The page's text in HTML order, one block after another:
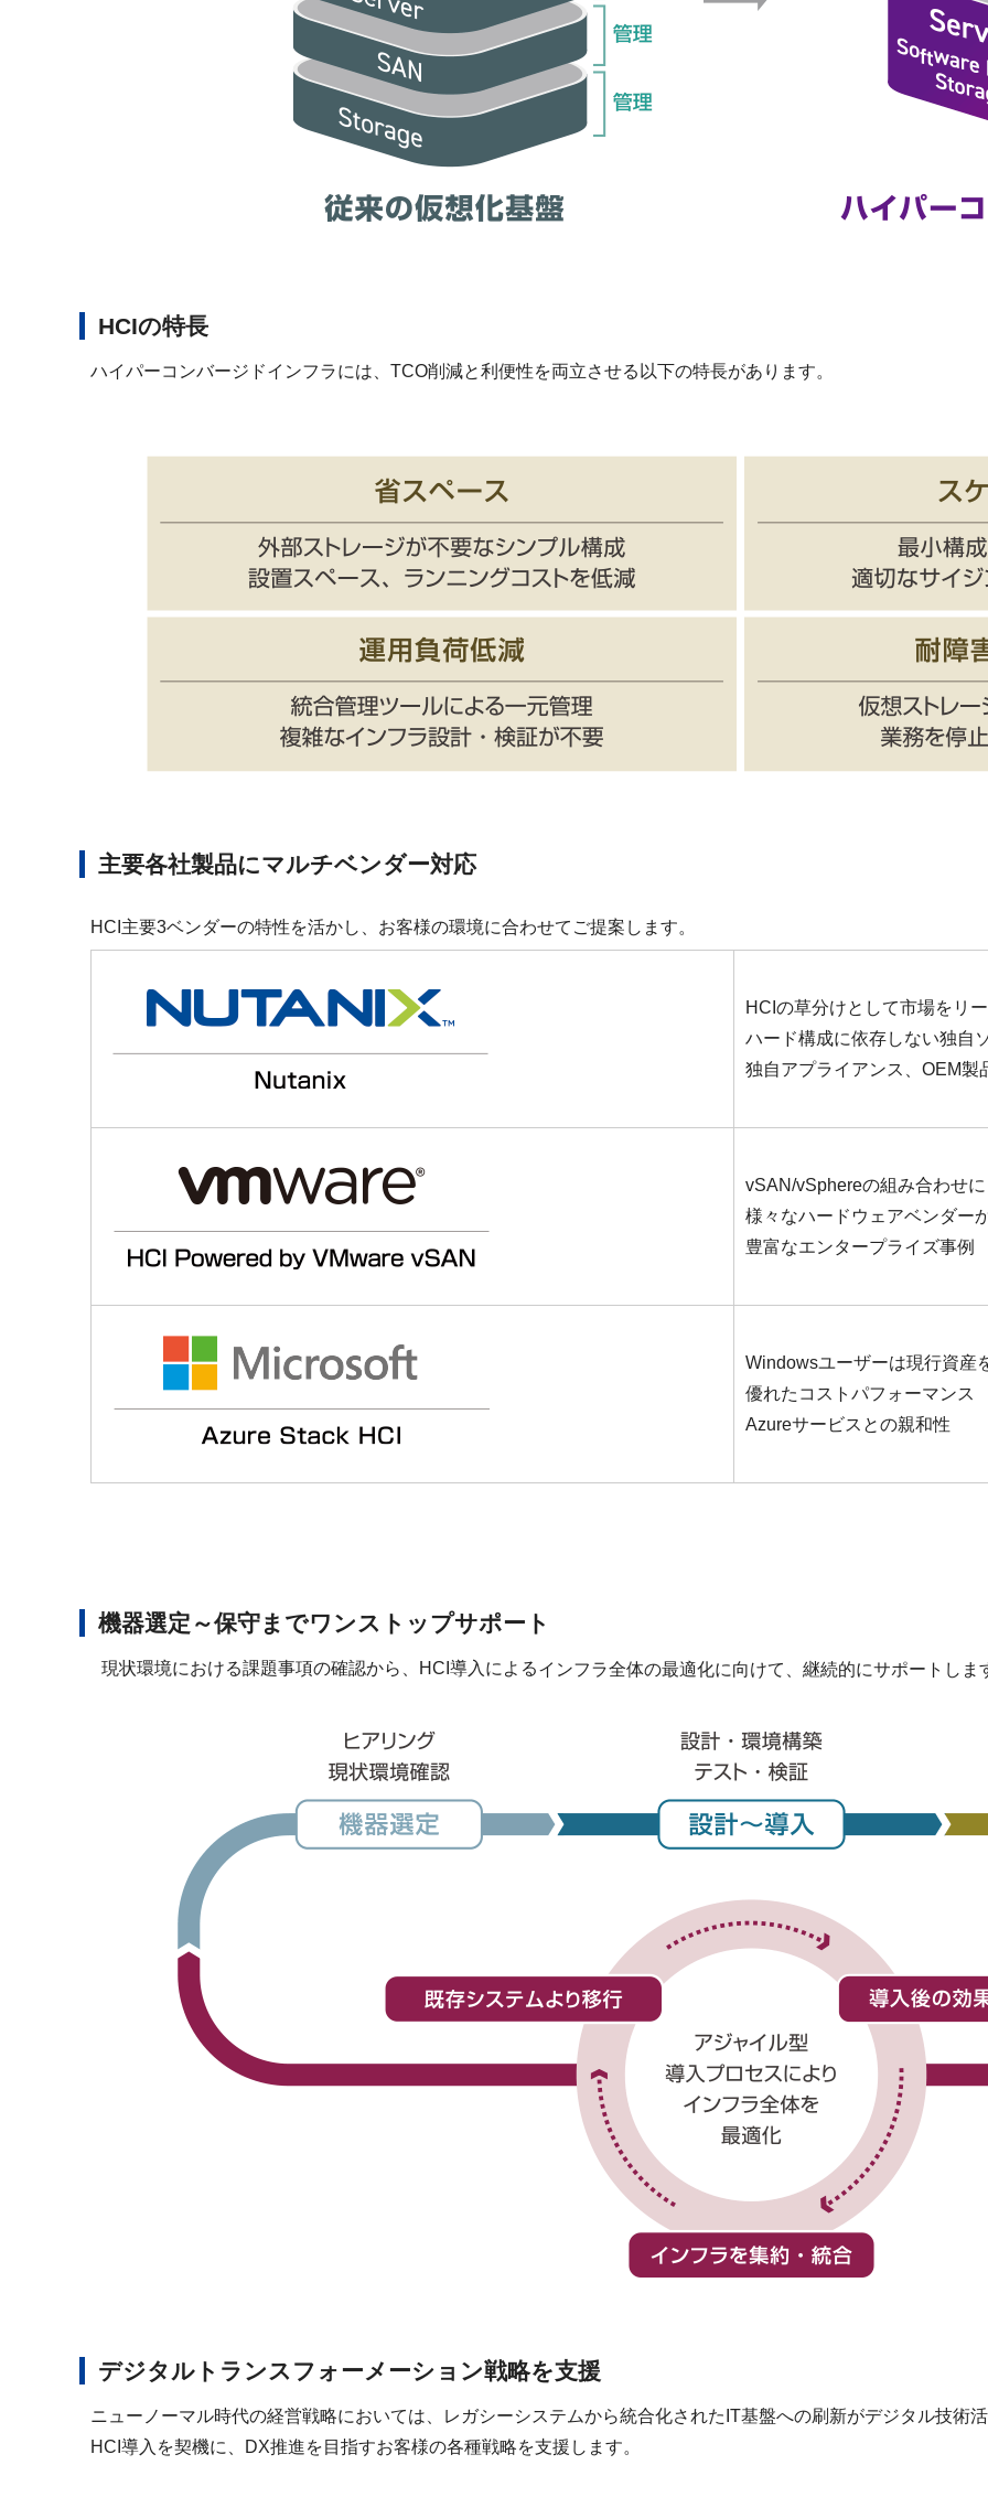
HCIの特長
ハイパーコンバージドインフラには、TCO削減と利便性を両立させる以下の特長があります。
主要各社製品にマルチベンダー対応
HCI主要3ベンダーの特性を活かし、お客様の環境に合わせてご提案します。
HCIの草分けとして市場をリ
ハード構成に依存しない独自
独自アプライアンス、OEM製
vSAN/vSphereの組み合わせ
様々なハードウェアベンダー
豊富なエンタープライズ事例
Windowsユーザーは現行資産
優れたコストパフォーマンス
Azureサービスとの親和性
機器選定～保守までワンストップサポート
現状環境における課題事項の確認から、HCI導入によるインフラ全体の最適化に向けて、継続的にサポートしま
デジタルトランスフォーメーション戦略を支援
ニューノーマル時代の経営戦略においては、レガシーシステムから統合化されたIT基盤への刷新がデジタル技術
HCI導入を契機に、DX推進を目指すお客様の各種戦略を支援します。